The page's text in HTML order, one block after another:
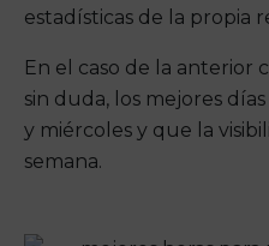
estadísticas de la propia
En el caso de la anterior
sin duda, los mejores
y miércoles y que la
semana.